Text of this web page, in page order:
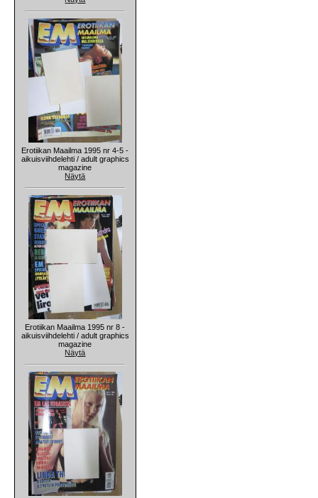
Erotiikan Maailma 1995 nr 4-5 -
aikuisviihdelehti / adult graphics
magazine
Näytä
Erotiikan Maailma 1995 nr 8 -
aikuisviihdelehti / adult graphics
magazine
Näytä